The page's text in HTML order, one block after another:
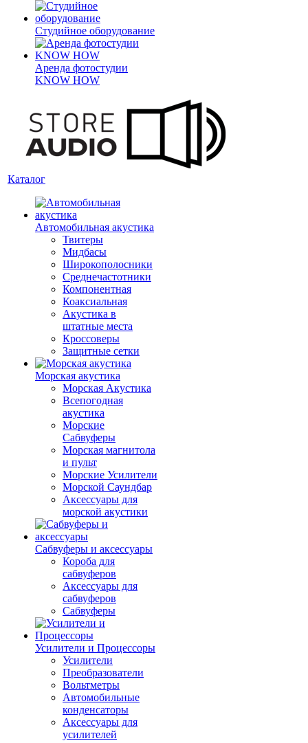
Студийное оборудование
Аренда фотостудии
KNOW HOW
Каталог
Автомобильная акустика
Твитеры
Мидбасы
Широкополосники
Среднечастотники
Компонентная
Коаксиальная
Акустика в
штатные места
Кроссоверы
Защитные сетки
Морская акустика
Морская Акустика
Всепогодная
акустика
Морские
Сабвуферы
Морская магнитола
и пульт
Морские Усилители
Морской Cаундбар
Аксессуары для
морской акустики
Сабвуферы и аксессуары
Короба для
сабвуферов
Аксессуары для
сабвуферов
Сабвуферы
Усилители и Процессоры
Усилители
Преобразователи
Вольтметры
Автомобильные
конденсаторы
Аксессуары для
усилителей